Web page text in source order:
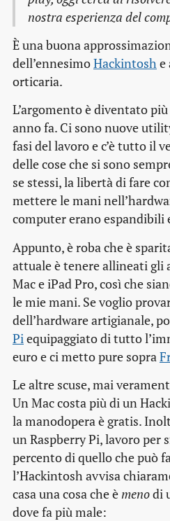
nostra esperienza del
È una buona
dell’ennesimoHackintoshe
orticaria.
L’argomento è diventato
anno fa. Ci sono nuove
fasi del lavoro e c’è tutto il
delle cose che si sono
se stessi, la libertà di fare
mettere le mani
computer erano espandibili
Appunto, è roba che è
attuale è tenere allineati gli
Mac e iPad Pro, così che
le mie mani. Se voglio
dell’hardware artigianale,
Pi equipaggiato di tutto
euro e ci metto pure sopra
Le altre scuse, mai
Un Mac costa più di un
la manodopera è gratis.
un Raspberry Pi, lavoro
percento di quello che può
l’Hackintosh avvisa
casa una cosa che è menodi
dove fa più male: